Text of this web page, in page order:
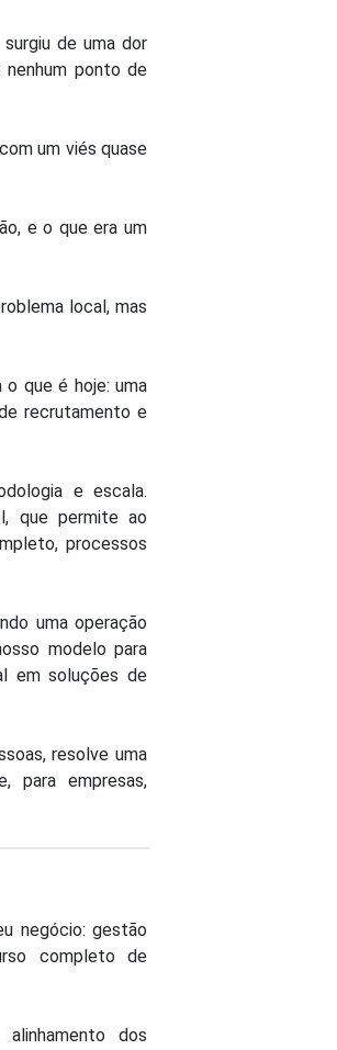
de uma dor
nenhum ponto de
um viés quase
e o que era um
local, mas
o que é hoje: uma
recrutamento e
e escala.
que permite ao
processos
uma operação
modelo para
em soluções de
resolve uma
para empresas,
negócio: gestão
completo de
dos